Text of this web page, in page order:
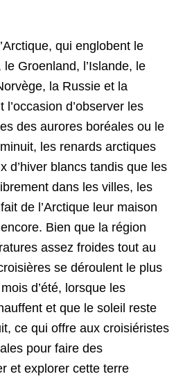
qui englobent le
Groenland, l’Islande, le
la Russie et la
d’observer les
des aurores boréales ou le
les renards arctiques
d’hiver blancs tandis que les
dans les villes, les
de l’Arctique leur maison
Bien que la région
assez froides tout au
se déroulent le plus
d’été, lorsque les
et que le soleil reste
ce qui offre aux croisiéristes
pour faire des
et explorer cette terre